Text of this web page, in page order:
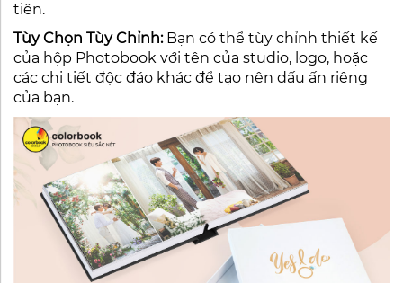
tiên.
Tùy Chọn Tùy Chỉnh:Bạn có thể tùy chỉnh thiết kế
của hộp Photobook với tên của studio, logo, hoặc
các chi tiết độc đáo khác để tạo nên dấu ấn riêng
của bạn.